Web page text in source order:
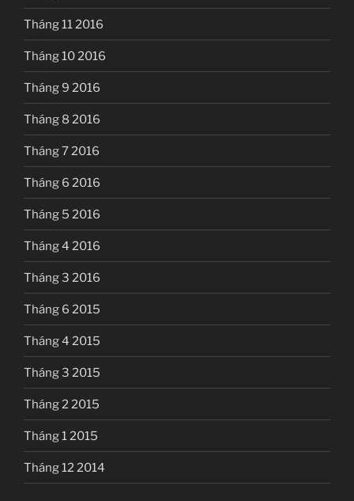
Tháng 11 2016
Tháng 10 2016
Tháng 9 2016
Tháng 8 2016
Tháng 7 2016
Tháng 6 2016
Tháng 5 2016
Tháng 4 2016
Tháng 3 2016
Tháng 6 2015
Tháng 4 2015
Tháng 3 2015
Tháng 2 2015
Tháng 1 2015
Tháng 12 2014